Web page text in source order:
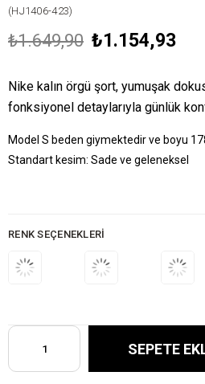
(HJ1406-423)
₺1.649,90 ₺1.154,93
Nike kalın örgü şort, yumuşak
fonksiyonel detaylarıyla günlük
Model S beden giymektedir ve boyu
Standart kesim: Sade ve geleneksel
RENK SEÇENEKLERI